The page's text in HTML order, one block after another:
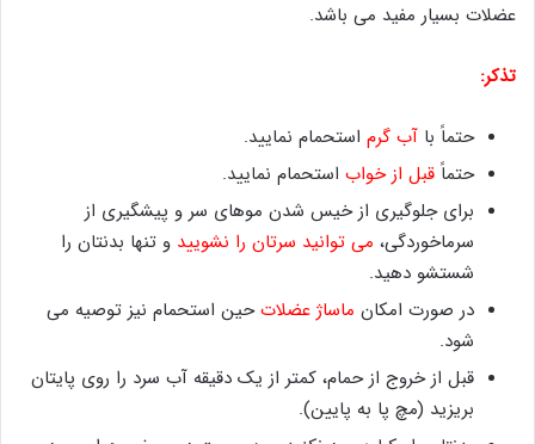
عضلات بسیار مفید می باشد.
تذکر:
حتماً با آب گرم استحمام نمایید.
حتماً قبل از خواب استحمام نمایید.
برای جلوگیری از خیس شدن موهای سر و پیشگیری از
سرماخوردگی، می توانید سرتان را نشویید و تنها بدنتان را
شستشو دهید.
در صورت امکان ماساژ عضلاتحین استحمام نیز توصیه می
شود.
قبل از خروج از حمام، کمتر از یک دقیقه آب سرد را روی پایتان
بریزید (مچ پا به پایین).